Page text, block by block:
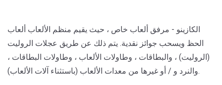
الكازينو - مرفق ألعاب خاص ، حيث يقيم منظم الألعاب ألعاب
الحظ ويسحب جوائز نقدية. يتم ذلك عن طريق عجلات الروليت
(الروليت) ، والبطاقات ، وطاولات الألعاب ، وطاولات البطاقات ،
والنرد و / أو غيرها من معدات الألعاب (باستثناء آلات الألعاب).